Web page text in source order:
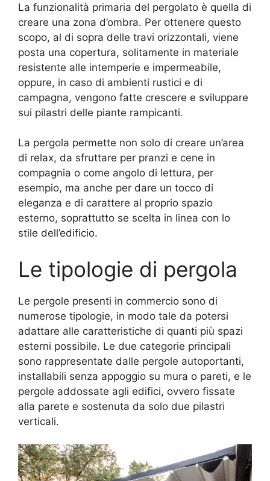
La funzionalità primaria del pergolato è quella di
creare una zona d’ombra. Per ottenere questo
scopo, al di sopra delle travi orizzontali, viene
posta una copertura, solitamente in materiale
resistente alle intemperie e impermeabile,
oppure, in caso di ambienti rustici e di
campagna, vengono fatte crescere e sviluppare
sui pilastri delle piante rampicanti.
La pergola permette non solo di creare un’area
di relax, da sfruttare per pranzi e cene in
compagnia o come angolo di lettura, per
esempio, ma anche per dare un tocco di
eleganza e di carattere al proprio spazio
esterno, soprattutto se scelta in linea con lo
stile dell’edificio.
Le tipologie di pergola
Le pergole presenti in commercio sono di
numerose tipologie, in modo tale da potersi
adattare alle caratteristiche di quanti più spazi
esterni possibile. Le due categorie principali
sono rappresentate dalle pergole autoportanti,
installabili senza appoggio su mura o pareti, e le
pergole addossate agli edifici, ovvero fissate
alla parete e sostenuta da solo due pilastri
verticali.